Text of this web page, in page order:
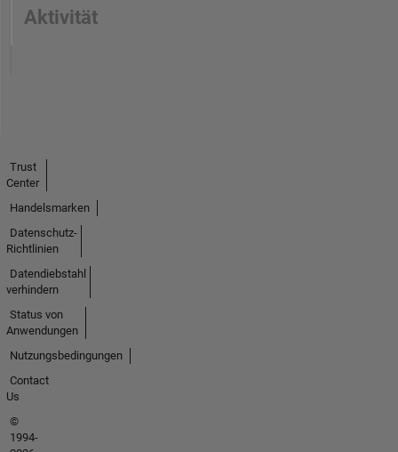
Aktivität
Trust
Center
Handelsmarken
Datenschutz-
Richtlinien
Datendiebstahl
verhindern
Status von
Anwendungen
Nutzungsbedingungen
Contact
Us
©
1994-